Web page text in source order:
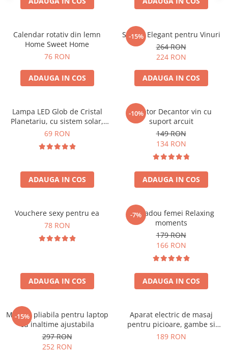
Calendar rotativ din lemn
Home Sweet Home
76 RON
ADAUGA IN COS
-15%
Suport Elegant pentru Vinuri
264 RON
224 RON
ADAUGA IN COS
Lampa LED Glob de Cristal
Planetariu, cu sistem solar,
cadou captivant
69 RON
ADAUGA IN COS
-10%
Aerator Decantor vin cu
suport arcuit
149 RON
134 RON
ADAUGA IN COS
Vouchere sexy pentru ea
78 RON
ADAUGA IN COS
-7%
Set cadou femei Relaxing
moments
179 RON
166 RON
ADAUGA IN COS
-15%
Masuta pliabila pentru laptop
cu inaltime ajustabila
297 RON
252 RON
Aparat electric de masaj
pentru picioare, gambe si
brate
189 RON